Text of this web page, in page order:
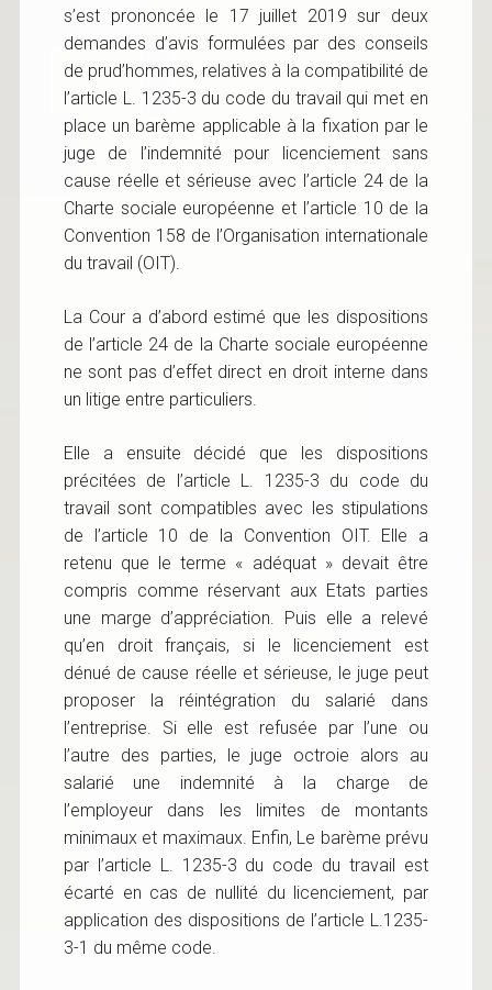
s’est prononcée le 17 juillet 2019 sur deux
demandes d’avis formulées par des conseils
de prud’hommes, relatives à la compatibilité de
l’article L. 1235-3 du code du travail qui met en
place un barème applicable à la fixation par le
juge de l’indemnité pour licenciement sans
cause réelle et sérieuse avec l’article 24 de la
Charte sociale européenne et l’article 10 de la
Convention 158 de l’Organisation internationale
du travail (OIT).
La Cour a d’abord estimé que les dispositions
de l’article 24 de la Charte sociale européenne
ne sont pas d’effet direct en droit interne dans
un litige entre particuliers.
Elle a ensuite décidé que les dispositions
précitées de l’article L. 1235-3 du code du
travail sont compatibles avec les stipulations
de l’article 10 de la Convention OIT. Elle a
retenu que le terme « adéquat » devait être
compris comme réservant aux Etats parties
une marge d’appréciation. Puis elle a relevé
qu’en droit français, si le licenciement est
dénué de cause réelle et sérieuse, le juge peut
proposer la réintégration du salarié dans
l’entreprise. Si elle est refusée par l’une ou
l’autre des parties, le juge octroie alors au
salarié une indemnité à la charge de
l’employeur dans les limites de montants
minimaux et maximaux. Enfin, Le barème prévu
par l’article L. 1235-3 du code du travail est
écarté en cas de nullité du licenciement, par
application des dispositions de l’article L.1235-
3-1 du même code.